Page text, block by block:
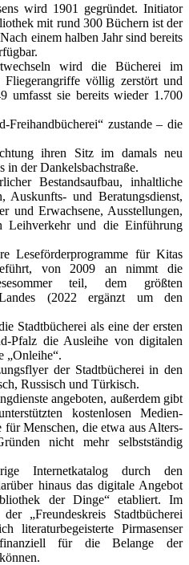
wird 1901 gegründet. Initiator
mit rund 300 Büchern ist der
einem halben Jahr sind bereits
wird die Bücherei im
völlig zerstört und
umfasst sie bereits wieder 1.700
Freihandbücherei“ zustande – die
ihren Sitz im damals neu
in der Dankelsbachstraße.
Bestandsaufbau, inhaltliche
Auskunfts- und Beratungsdienst,
und Erwachsene, Ausstellungen,
Leihverkehr und die Einführung
Leseförderprogramme für Kitas
von 2009 an nimmt die
teil, dem größten
(2022 ergänzt um den
Stadtbücherei als eine der ersten
Pfalz die Ausleihe von digitalen
„Onleihe“.
der Stadtbücherei in den
Russisch und Türkisch.
angeboten, außerdem gibt
kostenlosen Medien-
Menschen, die etwa aus Alters-
nicht mehr selbstständig
Internetkatalog durch den
hinaus das digitale Angebot
der Dinge“ etabliert. Im
„Freundeskreis Stadtbücherei
literaturbegeisterte Pirmasenser
für die Belange der